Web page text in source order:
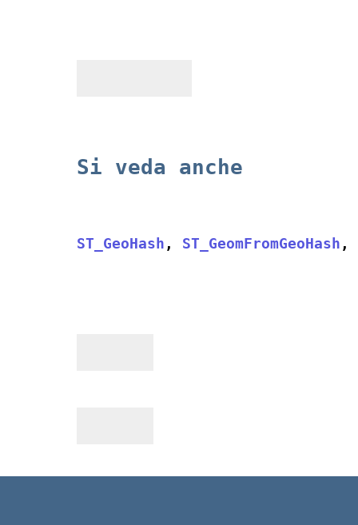
Si veda anche
ST_GeoHash , ST_GeomFromGeoHash ,